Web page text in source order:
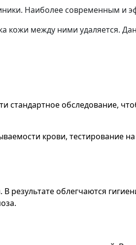
Наиболее современным и
между ними удаляется.
обследование,
крови, тестирование
результате облегчаются